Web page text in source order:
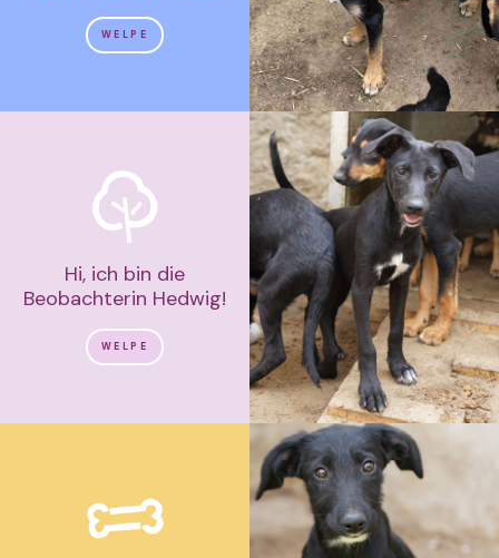
WELPE
Hi, ich bin die
Beobachterin Hedwig!
WELPE